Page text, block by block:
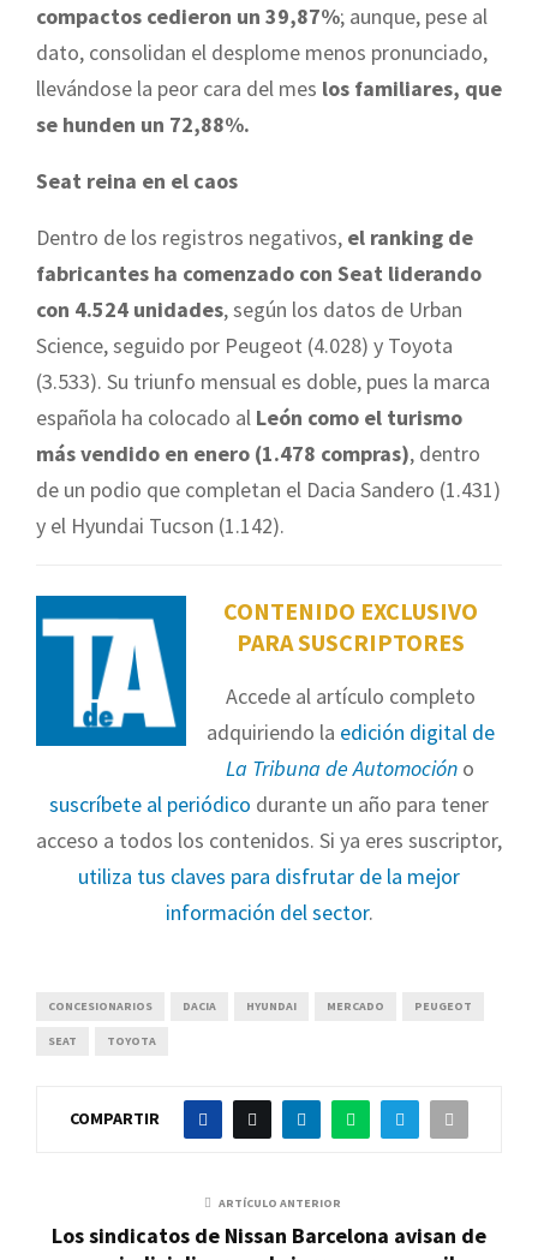
compactos cedieron un 39,87%; aunque, pese al
dato, consolidan el desplome menos pronunciado,
llevándose la peor cara del mes los familiares, que
se hunden un 72,88%.
Seat reina en el caos
Dentro de los registros negativos, el ranking de
fabricantes ha comenzado con Seat liderando
con 4.524 unidades, según los datos de Urban
Science, seguido por Peugeot (4.028) y Toyota
(3.533). Su triunfo mensual es doble, pues la marca
española ha colocado al León como el turismo
más vendido en enero (1.478 compras), dentro
de un podio que completan el Dacia Sandero (1.431)
y el Hyundai Tucson (1.142).
CONTENIDO EXCLUSIVO
PARA SUSCRIPTORES
Accede al artículo completo
adquiriendo la edición digital de
La Tribuna de Automoción o
suscríbete al periódico durante un año para tener
acceso a todos los contenidos. Si ya eres suscriptor,
utiliza tus claves para disfrutar de la mejor
información del sector.
CONCESIONARIOS DACIA HYUNDAI MERCADO PEUGEOT
SEAT TOYOTA
COMPARTIR
ARTÍCULO ANTERIOR
Los sindicatos de Nissan Barcelona avisan de